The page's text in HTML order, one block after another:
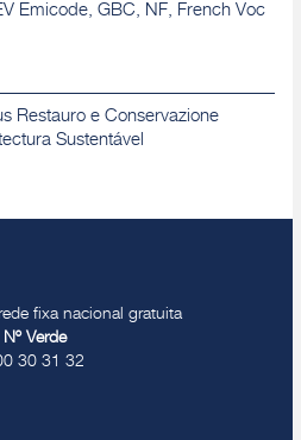
Emicode, GBC, NF, French Voc
Restauro e Conservazione
Sustentável
fixa nacional gratuita
Nº Verde
30 31 32